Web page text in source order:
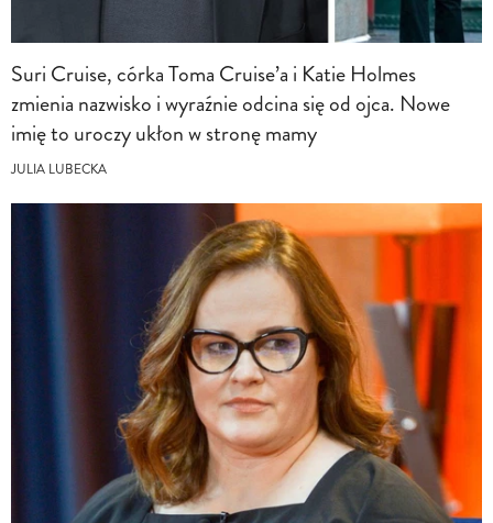
Suri Cruise, córka Toma Cruise’a i Katie Holmes
zmienia nazwisko i wyraźnie odcina się od ojca. Nowe
imię to uroczy ukłon w stronę mamy
JULIA LUBECKA